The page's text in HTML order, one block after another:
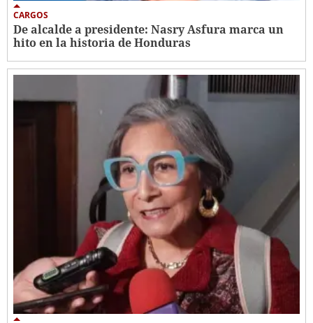
CARGOS
De alcalde a presidente: Nasry Asfura marca un
hito en la historia de Honduras